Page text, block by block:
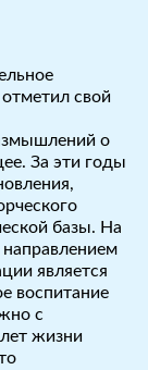
свой
о
За эти годы
базы. На
является
воспитание
с
жизни